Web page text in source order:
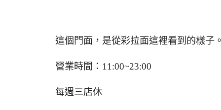
這個門面，是從彩拉面這裡看到的樣子
營業時間：11:00~23:00
每週三店休